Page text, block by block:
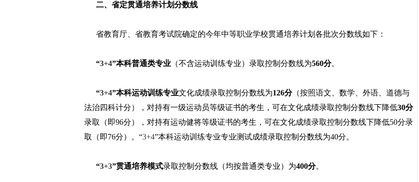
二、省定贯通培养计划分数线
省教育厅、省教育考试院确定的今年中等职业学校贯通培养计划各批次分数线如下：
“3+4”本科普通类专业 （不含运动训练专业）录取控制分数线为560分。
“3+4”本科运动训练专业文化成绩录取控制分数线为126分（按照语文、数学、外语、道德与
法治四科计分），对持有一级运动员等级证书的考生，可在文化成绩录取控制分数线下降低30分
录取（即96分），对持有运动健将等级证书的考生，可在文化成绩录取控制分数线下降低50分录
取（即76分）。“3+4”本科运动训练专业专业测试成绩录取控制分数线为40分。
“3+3”贯通培养模式录取控制分数线（均按普通类专业）为400分。